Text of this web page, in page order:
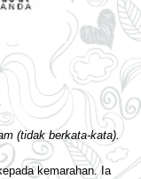
(tidak berkata-kata).
kemarahan. Ia